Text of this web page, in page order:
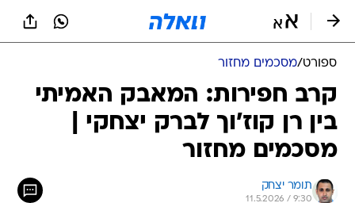
ספורט/מסכמים מחזור
קרב חפירות: המאבק האמיתי
בין רן קוז'וך לברק יצחקי |
מסכמים מחזור
תומר יצחק
11.5.2026 / 9:30